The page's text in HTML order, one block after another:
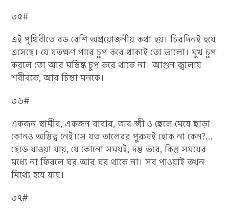
৩৫#
এই পৃথিবীতে বড় বেশি অপ্রয়োজনীয় কথা হয়। চিরদিনই হয়ে
এসেছে। যে যতক্ষণ পারে চুপ করে থাকাই তো ভালো। মুখ চুপ
করলে তো আর মস্তিষ্ক চুপ করে থাকে না। আগুন জ্বালায়
শরীরকে, আর চিন্তা মনকে।
৩৬#
একজন স্বামীর, একজন বাবার, তার স্ত্রী ও ছেলে মেয়ে ছাড়া
কোনও অস্তিত্ব নেই।সে যত তালেবর পুরুষই হোক না কেন?…
ছেড়ে যাওয়া যায়, যে কোনো সময়ই, দম্ভ ভরে, কিন্তু সময়ের
মধ্যে না ‌ফিরলে ঘর আর ঘর থাকে না। সব পাওয়াই তখন
মিথ্যে হয়ে যায়।
৩৭#